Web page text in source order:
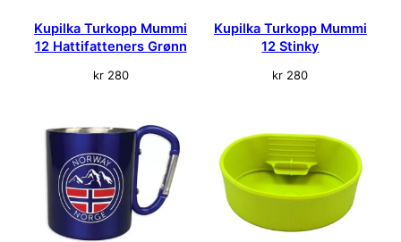
a
n
Kupilka Turkopp Mummi
12 Hattifatteners Grønn
kr280
Kupilka Turkopp Mummi
12 Stinky
kr 280